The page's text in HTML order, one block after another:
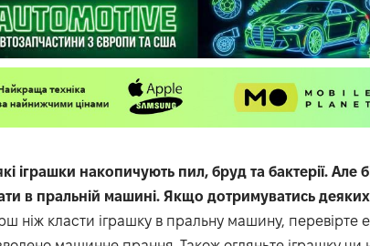
іграшки накопичують пил, бруд та бактерії. Але
в пральній машині. Якщо дотримуватись
ніж класти іграшку в пральну машину, перевірте